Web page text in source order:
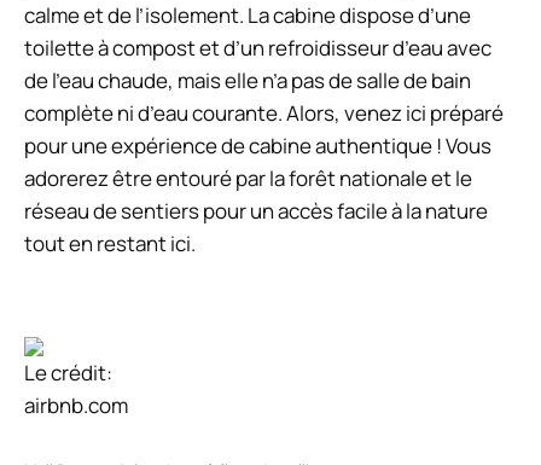
calme et de l’isolement. La cabine dispose d’une
toilette à compost et d’un refroidisseur d’eau avec
de l’eau chaude, mais elle n’a pas de salle de bain
complète ni d’eau courante. Alors, venez ici préparé
pour une expérience de cabine authentique ! Vous
adorerez être entouré par la forêt nationale et le
réseau de sentiers pour un accès facile à la nature
tout en restant ici.
Le crédit:
airbnb.com